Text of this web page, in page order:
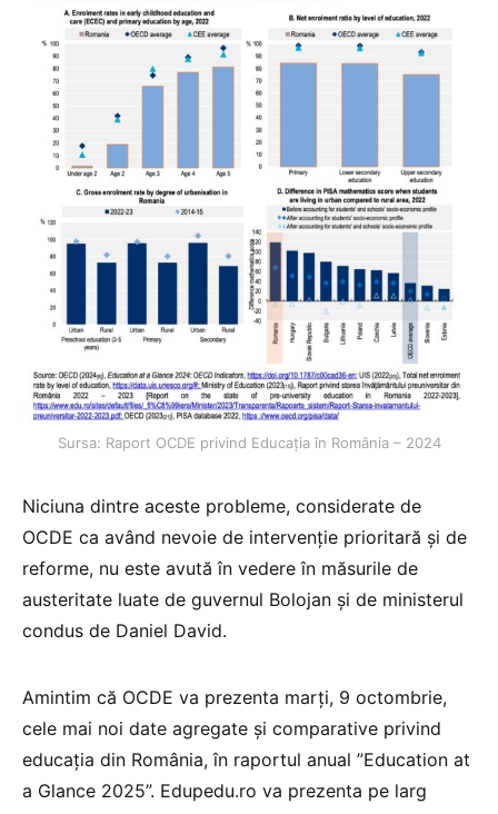
Sursa: Raport OCDE privind Educația în România – 2024
Niciuna dintre aceste probleme, considerate de
OCDE ca având nevoie de intervenție prioritară și de
reforme, nu este avută în vedere în măsurile de
austeritate luate de guvernul Bolojan și de ministerul
condus de Daniel David.
Amintim că OCDE va prezenta marți, 9 octombrie,
cele mai noi date agregate și comparative privind
educația din România, în raportul anual ”Education at
a Glance 2025”. Edupedu.ro va prezenta pe larg